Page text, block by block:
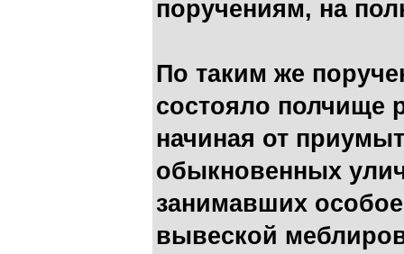
поручениям, на
По таким же
состояло полчище
начиная от
обыкновенных
занимавших
вывеской